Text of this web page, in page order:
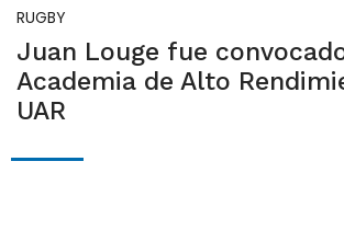
RUGBY
Juan Louge fue
Academia de Alto
UAR